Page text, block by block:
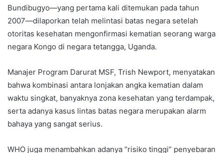
Bundibugyo—yang pertama kali ditemukan pada tahun
2007—dilaporkan telah melintasi batas negara setelah
otoritas kesehatan mengonfirmasi kematian seorang warga
negara Kongo di negara tetangga, Uganda.
Manajer Program Darurat MSF, Trish Newport, menyatakan
bahwa kombinasi antara lonjakan angka kematian dalam
waktu singkat, banyaknya zona kesehatan yang terdampak,
serta adanya kasus lintas batas negara merupakan alarm
bahaya yang sangat serius.
WHO juga menambahkan adanya “risiko tinggi” penyebaran